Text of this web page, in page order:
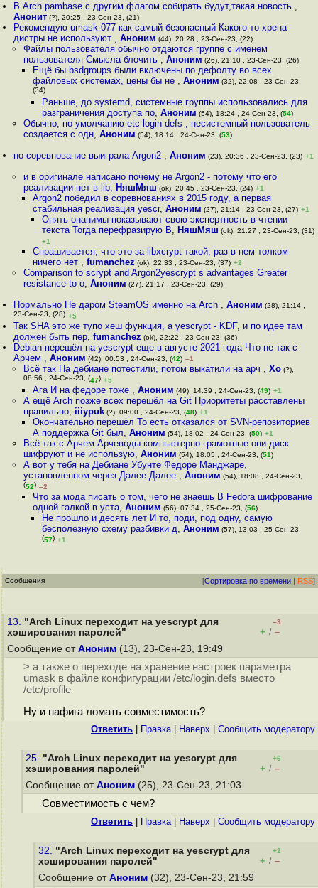
В Arch pambase с другим флагом собирать будут,такая новость ,
Анонит (?), 20:25 , 23-Сен-23, (21)
Рекомендую umask 077 как самый безопасный Какого-то хрена
дистры не используют ,Аноним (44), 20:28 , 23-Сен-23, (22)
Файлы пользователя обычно отдаются группе с именем
пользователя Смысла блочить , Аноним (26), 21:10 , 23-Сен-23, (26)
Ещё бы bsdgroups были включены по дефолту во всех
файловых системах, цены бы не , Аноним (32), 22:08 , 23-Сен-23,
(34)
Раньше, до systemd, системные группы использовались для
разграничения доступа по,Аноним (54), 18:24 , 24-Сен-23, (54)
Обычно, по умолчанию etc login defs , несистемный пользователь
создается с одн, Аноним (54), 18:14 , 24-Сен-23, (53)
но соревнование выиграла Argon2 ,Аноним (23), 20:36 , 23-Сен-23, (23) +1
и в оригинале написано почему не Argon2 - потому что его
реализации нет в lib, НяшМяш (ok), 20:45 , 23-Сен-23, (24) +1
Argon2 победил в соревнованиях в 2015 году, а первая
стабильная реализация yescr, Аноним (27), 21:14 , 23-Сен-23, (27) +1
Опять онанимы показывают свою экспертность в чтении
текста Тогда перефразирую В, НяшМяш (ok), 21:27 , 23-Сен-23, (31)
+1
Спрашивается, что это за libxcrypt такой, раз в нем толком
ничего нет , fumanchez (ok), 22:33 , 23-Сен-23, (37) +2
Comparison to scrypt and Argon2yescrypt s advantages Greater
resistance to o, Аноним (27), 21:17 , 23-Сен-23, (29)
Нормально Не даром SteamOS именно на Arch ,Аноним (28), 21:14 ,
23-Сен-23, (28) +5
Так SHA это же тупо хеш функция, а yescrypt - KDF, и по идее там
должен быть пер,fumanchez (ok), 22:22 , 23-Сен-23, (36)
Debian перешёл на yescrypt еще в августе 2021 года Что не так с
Арчем ,Аноним (42), 00:53 , 24-Сен-23, (42) –1
Всё так На дебиане потестили, потом выкатили на арч , Xo(?),
08:56 , 24-Сен-23, (47) +5
Ага И на федоре тоже , Аноним (49), 14:39 , 24-Сен-23, (49) +1
А ещё Arch позже всех перешёл на Git Приоритеты расставлены
правильно, iiiypuk(?), 09:00 , 24-Сен-23, (48) +1
Окончательно перешёл То есть отказался от SVN-репозиториев
А поддержка Git был, Аноним (54), 18:02 , 24-Сен-23, (50) +1
Всё так с Арчем Арчеводы компьютерно-грамотные они диск
шифруют и не использую, Аноним (54), 18:05 , 24-Сен-23, (51)
А вот у тебя на Дебиане Убунте Федоре Манджаре,
установленном через Далее-Далее-, Аноним (54), 18:08 , 24-Сен-23,
(52) –2
Что за мода писать о том, чего не знаешь В Fedora шифрование
одной галкой в уста, Аноним (56), 07:34 , 25-Сен-23, (56)
Не прошло и десять лет И то, поди, под одну, самую
бесполезную схему разбивки д,Аноним (57), 13:03 , 25-Сен-23,
(57) +1
Сообщения [Сортировка по времени | RSS]
13. "Arch Linux переходит на yescrypt для
хэширования паролей"
–3
+ / –
Сообщение от Аноним (13), 23-Сен-23, 19:49
> а также о переходе на хранение настроек параметра
umask в файле конфигурации /etc/login.defs вместо
/etc/profile
Ну и нафига ломать совместимость?
Ответить Правка| Наверх Cообщить модератору
25. "Arch Linux переходит на yescrypt для
хэширования паролей"
+6
+ / –
Сообщение от Аноним (25), 23-Сен-23, 21:03
Совместимость с чем?
Ответить Правка| Наверх Cообщить модератору
32. "Arch Linux переходит на yescrypt для
хэширования паролей"
+2
+ / –
Сообщение от Аноним (32), 23-Сен-23, 21:59